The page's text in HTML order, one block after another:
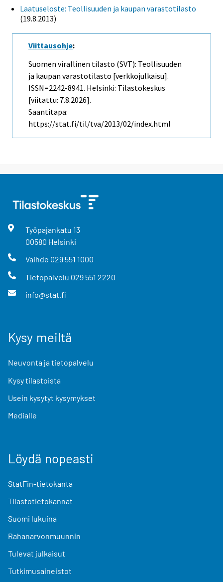
Laatuseloste: Teollisuuden ja kaupan varastotilasto
(19.8.2013)
Viittausohje:
Suomen virallinen tilasto (SVT): Teollisuuden
ja kaupan varastotilasto [verkkojulkaisu].
ISSN=2242-8941. Helsinki: Tilastokeskus
[viitattu: 7.8.2026].
Saantitapa:
https://stat.fi/til/tva/2013/02/index.html
Työpajankatu 13
00580 Helsinki
Vaihde 029 551 1000
Tietopalvelu 029 551 2220
info@stat.fi
Kysy meiltä
Neuvonta ja tietopalvelu
Kysy tilastoista
Usein kysytyt kysymykset
Medialle
Löydä nopeasti
StatFin-tietokanta
Tilastotietokannat
Suomi lukuina
Rahanarvonmuunnin
Tulevat julkaisut
Tutkimusaineistot